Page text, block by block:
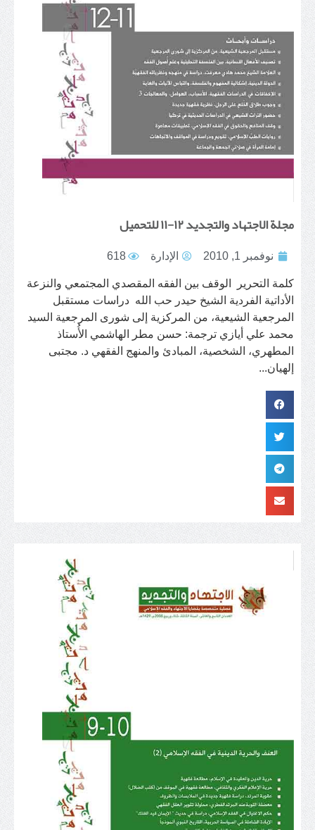
مجلة الاجتهاد والتجديد ١٢-١١ للتحميل
نوفمبر 1, 2010 الإدارة 618
كلمة التحرير الوقف بين الفقه المقصدي المجتمعي والنزعة
الأداتية الفردية الشيخ حيدر حب الله دراسات مستقبل
المرجعية الشيعية، من المركزية إلى شورى المرجعية السيد
محمد علي أيازي ترجمة: حسن مطر الهاشمي الأُستاذ
المطهري، الشخصية، المبادئ والمنهج الفقهي د. مجتبى
إلهيان...